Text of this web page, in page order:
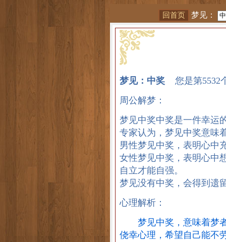
梦见：
梦见：中奖您是第5532
周公解梦：
梦见中奖中奖是一件幸运
专家认为，梦见中奖意味
男性梦见中奖，表明心中
女性梦见中奖，表明心中
自立才能自强。
梦见没有中奖，会得到遗
心理解析：
梦见中奖，意味着梦者
侥幸心理，希望自己能不